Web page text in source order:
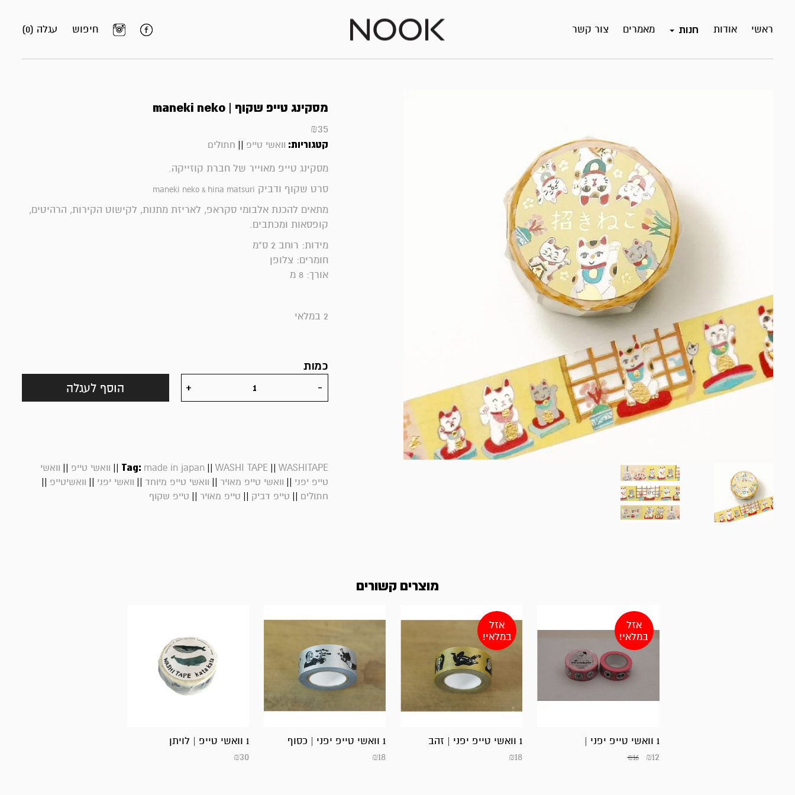
ראשי אודות חנות מאמרים צור קשר עגלה (0) חיפוש
מסקינג טייפ שקוף | maneki neko
₪35
קטגוריות: וואשי טייפ || חתולים
מסקינג טייפ מאוייר של חברת קוזייקה.
סרט שקוף ודביק maneki neko & hina matsuri
מתאים להכנת אלבומי סקראפ, לאריזת מתנות, לקישוט הקירות, הרהיטים,
קופסאות ומכתבים.
מידות: רוחב 2 ס"מ
חומרים: צלופן
אורך: 8 מ
2 במלאי
כמות
הוסף לעגלה
Tag: made in japan|| WASHI TAPE|| WASHITAPE
|| וואשי טייפ || וואשי
טייפ יפני || וואשי טייפ מאויר || וואשי טייפ מיוחד || וואשי יפני || וואשיטייפ ||
חתולים || טייפ דביק || טייפ מאויר || טייפ שקוף
מוצרים קשורים
אזל
במלאי!
1 וואשי טייפ יפני |
₪16 ₪12
אזל
במלאי!
1 וואשי טייפ יפני | זהב
₪18
1 וואשי טייפ יפני | כסוף
₪18
1 וואשי טייפ | לויתן
₪30